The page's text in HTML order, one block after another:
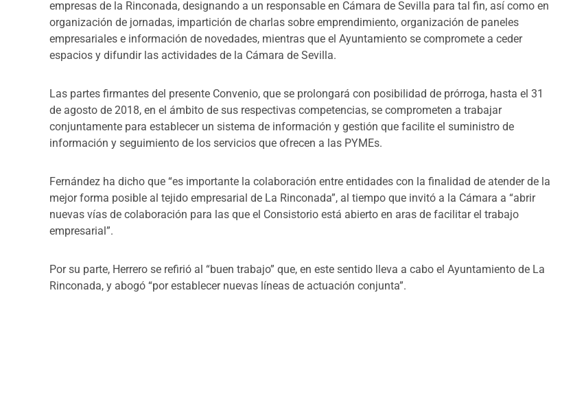
empresas de la Rinconada, designando a un responsable en Cámara de Sevilla para tal fin, así como en
organización de jornadas, impartición de charlas sobre emprendimiento, organización de paneles
empresariales e información de novedades, mientras que el Ayuntamiento se compromete a ceder
espacios y difundir las actividades de la Cámara de Sevilla.
Las partes firmantes del presente Convenio, que se prolongará con posibilidad de prórroga, hasta el 31
de agosto de 2018, en el ámbito de sus respectivas competencias, se comprometen a trabajar
conjuntamente para establecer un sistema de información y gestión que facilite el suministro de
información y seguimiento de los servicios que ofrecen a las PYMEs.
Fernández ha dicho que “es importante la colaboración entre entidades con la finalidad de atender de la
mejor forma posible al tejido empresarial de La Rinconada”, al tiempo que invitó a la Cámara a “abrir
nuevas vías de colaboración para las que el Consistorio está abierto en aras de facilitar el trabajo
empresarial”.
Por su parte, Herrero se refirió al “buen trabajo” que, en este sentido lleva a cabo el Ayuntamiento de La
Rinconada, y abogó “por establecer nuevas líneas de actuación conjunta”.